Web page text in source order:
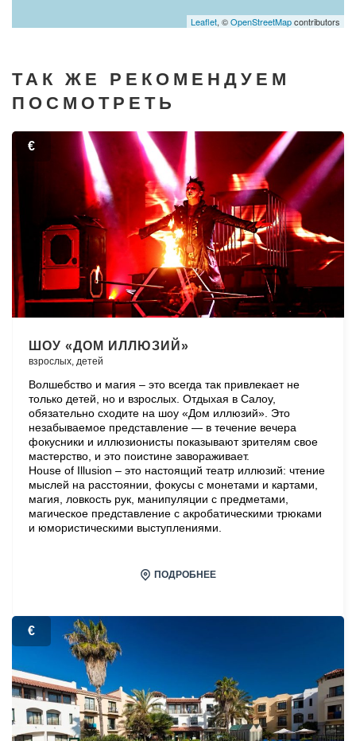
Leaflet, ©OpenStreetMapcontributors
ТАК ЖЕ РЕКОМЕНДУЕМ
ПОСМОТРЕТЬ
€
ШОУ «ДОМ ИЛЛЮЗИЙ»
взрослых, детей
Волшебство и магия – это всегда так привлекает не
только детей, но и взрослых. Отдыхая в Салоу,
обязательно сходите на шоу «Дом иллюзий». Это
незабываемое представление — в течение вечера
фокусники и иллюзионисты показывают зрителям свое
мастерство, и это поистине завораживает.
House of Illusion – это настоящий театр иллюзий: чтение
мыслей на расстоянии, фокусы с монетами и картами,
магия, ловкость рук, манипуляции с предметами,
магическое представление с акробатическими трюками
и юмористическими выступлениями.
ПОДРОБНЕЕ
€